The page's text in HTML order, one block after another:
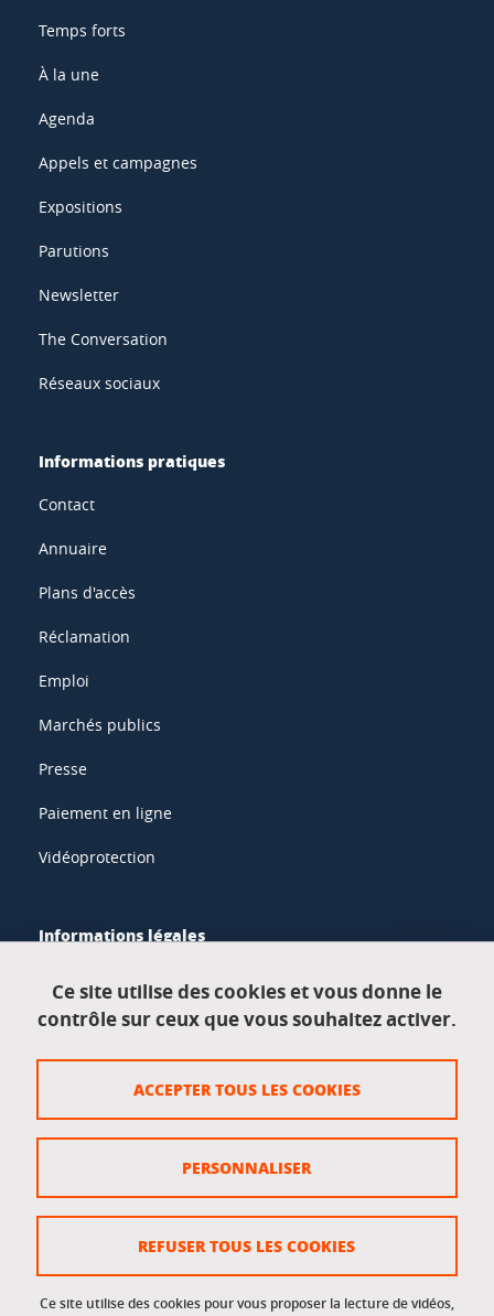
Temps forts
À la une
Agenda
Appels et campagnes
Expositions
Parutions
Newsletter
The Conversation
Réseaux sociaux
Informations pratiques
Contact
Annuaire
Plans d'accès
Réclamation
Emploi
Marchés publics
Presse
Paiement en ligne
Vidéoprotection
Informations légales
Données personnelles
Crédits
Gestion des cookies
Accessibilité : non conforme
Ce site utilise des cookies et vous donne le
contrôle sur ceux que vous souhaitez activer.
Ce site utilise des cookies pour vous proposer la lecture de vidéos,
ACCEPTER TOUS LES COOKIES
REFUSER TOUS LES COOKIES
PERSONNALISER